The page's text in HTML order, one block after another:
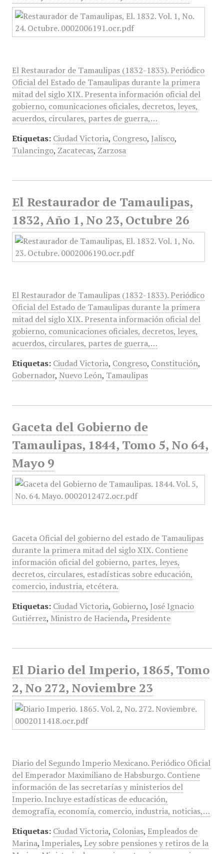
El Restaurador de Tamaulipas (1832-1833). Periódico
Oficial del Estado de Tamaulipas durante la primera
mitad del siglo XIX. Presenta información oficial del
gobierno, comunicaciones oficiales, decretos, leyes,
acuerdos, circulares, partes de guerra,…
Etiquetas: Ciudad Victoria, Congreso, Jalisco,
Tulancingo, Zacatecas, Zarzosa
El Restaurador de Tamaulipas,
1832, Año 1, No 23, Octubre 26
El Restaurador de Tamaulipas (1832-1833). Periódico
Oficial del Estado de Tamaulipas durante la primera
mitad del siglo XIX. Presenta información oficial del
gobierno, comunicaciones oficiales, decretos, leyes,
acuerdos, circulares, partes de guerra,…
Etiquetas: Ciudad Victoria, Congreso, Constitución,
Gobernador, Nuevo León, Tamaulipas
Gaceta del Gobierno de
Tamaulipas, 1844, Tomo 5, No 64,
Mayo 9
Gaceta Oficial del gobierno del estado de Tamaulipas
durante la primera mitad del siglo XIX. Contiene
información oficial del gobierno, partes, leyes,
decretos, circulares, estadísticas sobre educación,
comercio, industria, etcétera.
Etiquetas: Ciudad Victoria, Gobierno, José Ignacio
Gutiérrez, Ministro de Hacienda, Presidente
El Diario del Imperio, 1865, Tomo
2, No 272, Noviembre 23
Diario del Segundo Imperio Mexicano. Periódico Oficial
del Emperador Maximiliano de Habsburgo. Contiene
información de las secretarías y ministerios del
Imperio. Incluye estadísticas de educación,
demografía, economía, comercio, industria, noticias,…
Etiquetas: Ciudad Victoria, Colonias, Empleados de
Marina, Imperiales, Ley sobre pensiones y retiros de la